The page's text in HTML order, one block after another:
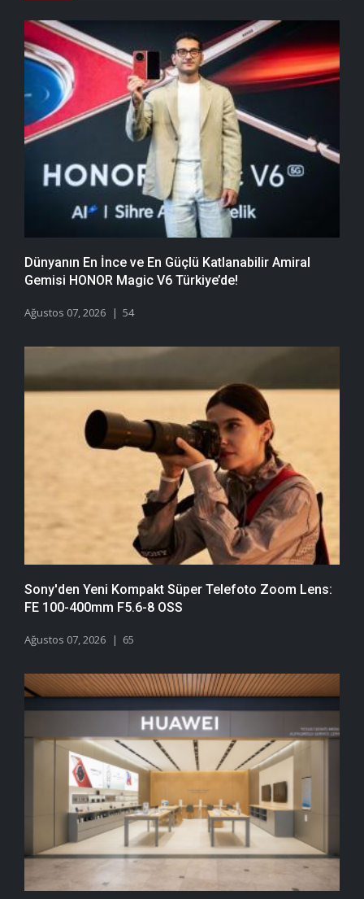
Dünyanın En İnce ve En Güçlü Katlanabilir Amiral
Gemisi HONOR Magic V6 Türkiye’de!
Ağustos 07, 2026 54
Sony'den Yeni Kompakt Süper Telefoto Zoom Lens:
FE 100-400mm F5.6-8 OSS
Ağustos 07, 2026 65